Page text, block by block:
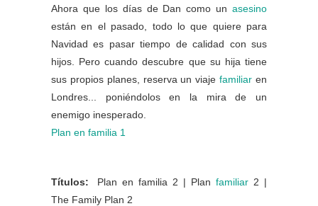
Ahora que los días de Dan como un asesino
están en el pasado, todo lo que quiere para
Navidad es pasar tiempo de calidad con sus
hijos. Pero cuando descubre que su hija tiene
sus propios planes, reserva un viajefamiliar en
Londres... poniéndolos en la mira de un
enemigo inesperado.
Plan en familia 1
Títulos: Plan en familia 2 | Plan familiar 2 |
The Family Plan 2